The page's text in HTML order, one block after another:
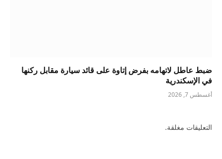
ضبط عاطل لاتهامه بفرض إتاوة على قائد سيارة مقابل ركنها
في الإسكندرية
أغسطس 7, 2026
التعليقات مغلقة.